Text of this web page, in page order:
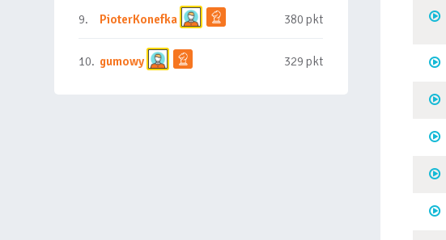
9. PioterKonefka 380 pkt
10. gumowy 329 pkt